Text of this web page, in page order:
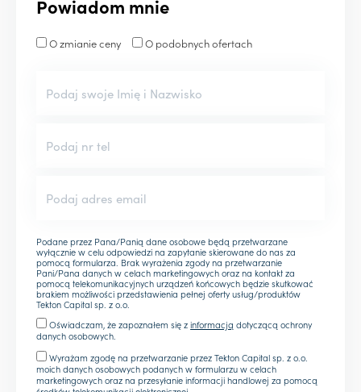
Powiadom mnie
O zmianie ceny O podobnych ofertach
Podane przez Pana/Panią dane osobowe będą przetwarzane
wyłącznie w celu odpowiedzi na zapytanie skierowane do nas za
pomocą formularza. Brak wyrażenia zgody na przetwarzanie
Pani/Pana danych w celach marketingowych oraz na kontakt za
pomocą telekomunikacyjnych urządzeń końcowych będzie skutkować
brakiem możliwości przedstawienia pełnej oferty usług/produktów
Tekton Capital sp. z o.o.
Oświadczam, że zapoznałem się zinformacją dotyczącą ochrony
danych osobowych.
Wyrażam zgodę na przetwarzanie przez Tekton Capital sp. z o.o.
moich danych osobowych podanych w formularzu w celach
marketingowych oraz na przesyłanie informacji handlowej za pomocą